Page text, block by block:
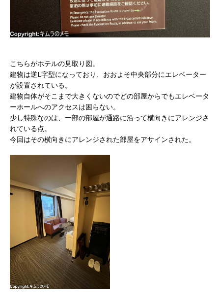
こちらがホテルの見取り図。
建物は逆L字型になっており、おおよそ中央部分にエレベーター
が設置されている。
建物自体がそこまで大きくないのでどの部屋からでもエレベータ
ーホールへのアクセスは困らない。
少し特殊なのは、一部の部屋が通路に沿って横向きにアレンジさ
れている点。
今回はその横向きにアレンジされた部屋をアサインされた。